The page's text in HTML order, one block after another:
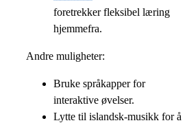
foretrekker fleksibel læring
hjemmefra.
Andre muligheter:
Bruke språkapper for
interaktive øvelser.
Lytte til islandsk-musikk for å